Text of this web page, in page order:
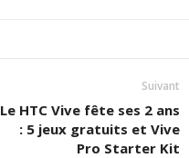
Suivant
Le HTC Vive fête ses 2 ans
: 5 jeux gratuits et Vive
Pro Starter Kit